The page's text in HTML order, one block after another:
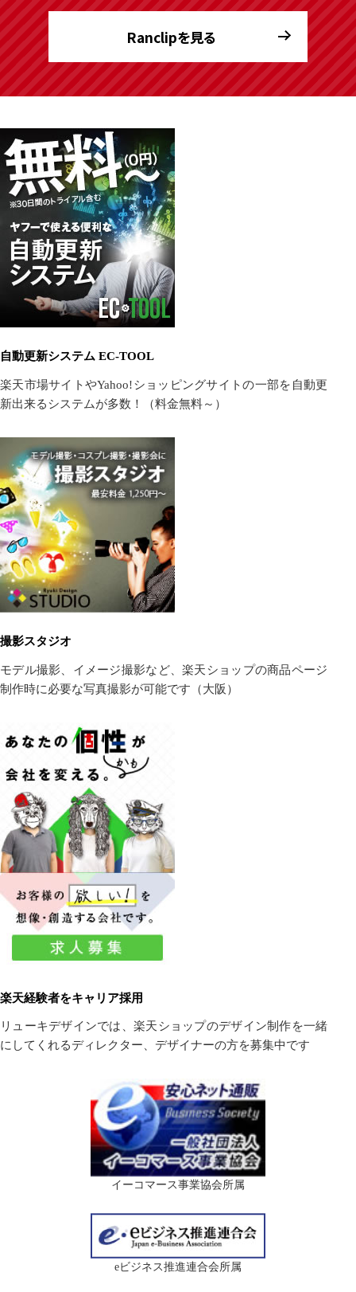
Ranclipを見る
自動更新システム EC-TOOL
楽天市場サイトやYahoo!ショッピングサイトの一部を自動更
新出来るシステムが多数！（料金無料～）
撮影スタジオ
モデル撮影、イメージ撮影など、楽天ショップの商品ページ
制作時に必要な写真撮影が可能です（大阪）
楽天経験者をキャリア採用
リューキデザインでは、楽天ショップのデザイン制作を一緒
にしてくれるディレクター、デザイナーの方を募集中です
イーコマース事業協会所属
eビジネス推進連合会所属